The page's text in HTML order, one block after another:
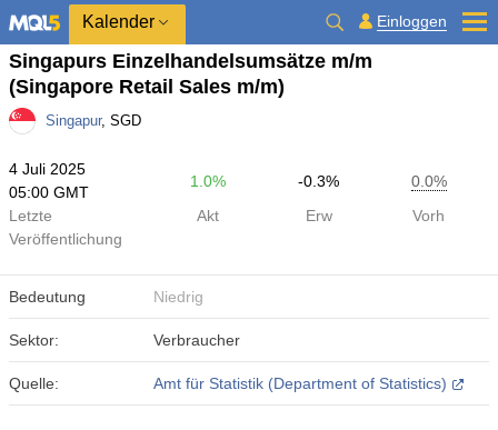
Kalender Einloggen
Singapurs Einzelhandelsumsätze m/m
(Singapore Retail Sales m/m)
Singapur, SGD
4 Juli 2025
05:00 GMT
1.0% -0.3%
0.0%
Letzte
Veröffentlichung
Akt Erw Vorh
Bedeutung Niedrig
Sektor: Verbraucher
Quelle: Amt für Statistik (Department of Statistics)